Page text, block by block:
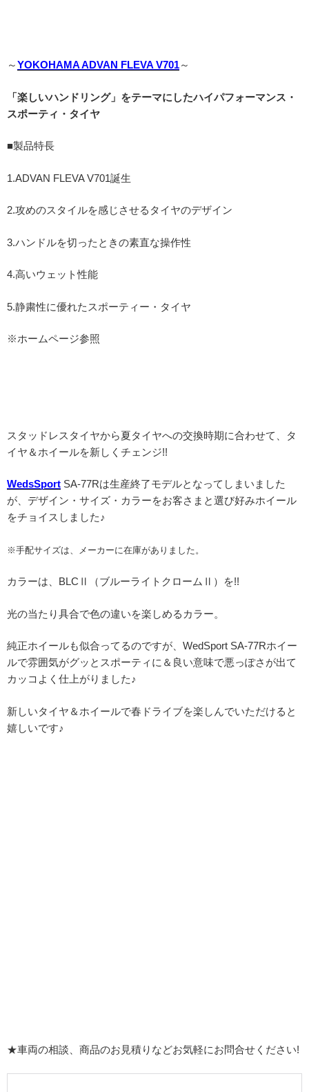
～YOKOHAMA ADVAN FLEVA V701～
「楽しいハンドリング」をテーマにしたハイパフォーマンス・
スポーティ・タイヤ
■製品特長
1.ADVAN FLEVA V701誕生
2.攻めのスタイルを感じさせるタイヤのデザイン
3.ハンドルを切ったときの素直な操作性
4.高いウェット性能
5.静粛性に優れたスポーティー・タイヤ
※ホームページ参照
スタッドレスタイヤから夏タイヤへの交換時期に合わせて、タ
イヤ＆ホイールを新しくチェンジ!!
WedsSport SA-77Rは生産終了モデルとなってしまいました
が、デザイン・サイズ・カラーをお客さまと選び好みホイール
をチョイスしました♪
※手配サイズは、メーカーに在庫がありました。
カラーは、BLCⅡ（ブルーライトクロームⅡ）を!!
光の当たり具合で色の違いを楽しめるカラー。
純正ホイールも似合ってるのですが、WedSport SA-77Rホイー
ルで雰囲気がグッとスポーティに＆良い意味で悪っぽさが出て
カッコよく仕上がりました♪
新しいタイヤ＆ホイールで春ドライブを楽しんでいただけると
嬉しいです♪
★車両の相談、商品のお見積りなどお気軽にお問合せください!